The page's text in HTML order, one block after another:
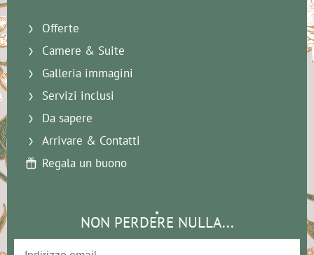
Offerte
Camere & Suite
Galleria immagini
Servizi inclusi
Da sapere
Arrivare & Contatti
Regala un buono
NON PERDERE NULLA...